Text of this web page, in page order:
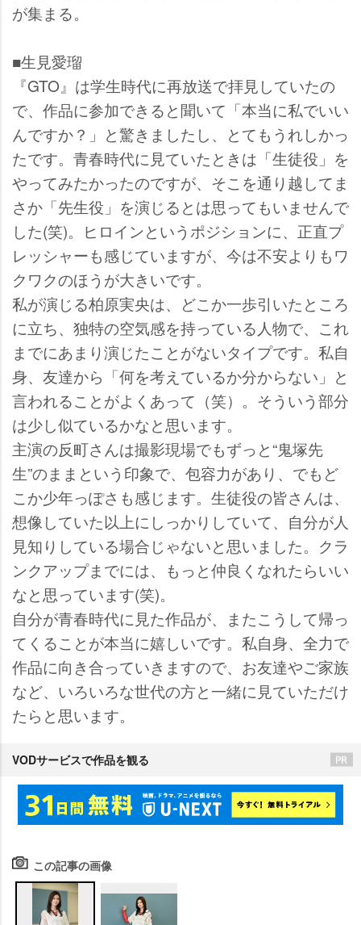
が集まる。
■生見愛瑠
『GTO』は学生時代に再放送で拝見していたの
で、作品に参加できると聞いて「本当に私でいい
んですか？」と驚きましたし、とてもうれしかっ
たです。青春時代に見ていたときは「生徒役」を
ってみたかったのですが、そこを通り越してま
さか「先生役」を演じるとは思ってもいませんで
した(笑)。ヒロインというポジションに、正直プ
レッシャーも感じていますが、今は不安よりもワ
クワクのほうが大きいです。
私が演じる柏原実央は、どこか一歩引いたところ
に立ち、独特の空気感を持っている人物で、これ
までにあまり演じたことがないタイプです。私自
身、友達から「何を考えているか分からない」と
言われることがよくあって（笑）。そういう部分
は少し似ているかなと思います。
主演の反町さんは撮影現場でもずっと“鬼塚先
生”のままという印象で、包容力があり、でもど
こか少年っぽさも感じます。生徒役の皆さんは、
想像していた以上にしっかりしていて、自分が人
見知りしている場合じゃないと思いました。クラ
ンクアップまでには、もっと仲良くなれたらいい
なと思っています(笑)。
自分が青春時代に見た作品が、またこうして帰っ
てくることが本当に嬉しいです。私自身、全力で
作品に向き合っていきますので、お友達やご家族
など、いろいろな世代の方と一緒に見ていただけ
たらと思います。
VODサービスで作品を観る
この記事の画像